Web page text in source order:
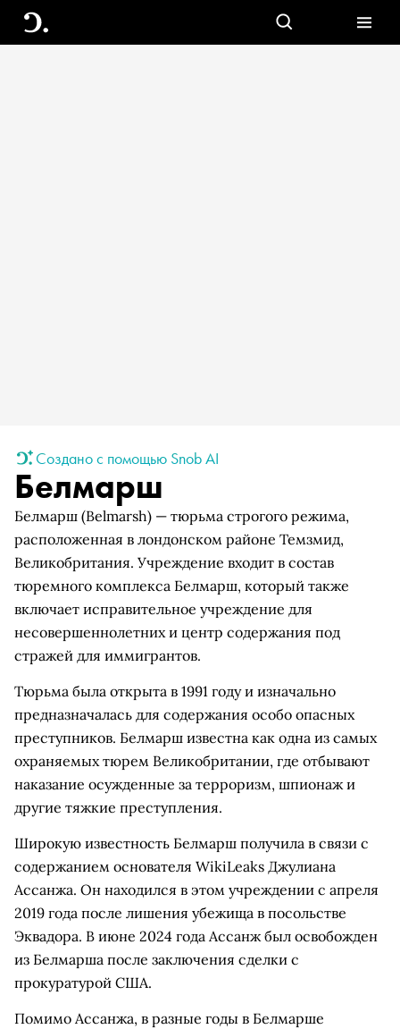
Создано с помощью Snob AI
Белмарш
Белмарш (Belmarsh) — тюрьма строгого режима,
расположенная в лондонском районе Темзмид,
Великобритания. Учреждение входит в состав
тюремного комплекса Белмарш, который также
включает исправительное учреждение для
несовершеннолетних и центр содержания под
стражей для иммигрантов.
Тюрьма была открыта в 1991 году и изначально
предназначалась для содержания особо опасных
преступников. Белмарш известна как одна из самых
охраняемых тюрем Великобритании, где отбывают
наказание осужденные за терроризм, шпионаж и
другие тяжкие преступления.
Широкую известность Белмарш получила в связи с
содержанием основателя WikiLeaks Джулиана
Ассанжа. Он находился в этом учреждении с апреля
2019 года после лишения убежища в посольстве
Эквадора. В июне 2024 года Ассанж был освобожден
из Белмарша после заключения сделки с
прокуратурой США.
Помимо Ассанжа, в разные годы в Белмарше